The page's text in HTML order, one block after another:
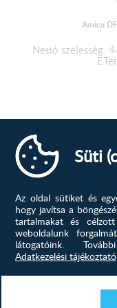
Eco program
kWh/100
Energiahatékonysági
Levegőben terjedő
Amica
Nettó szélesség:
Süti
Az oldal sütiket és
hogy javítsa a
tartalmakat és
weboldalunk
látogatóink.
Adatkezelési tájékoztató